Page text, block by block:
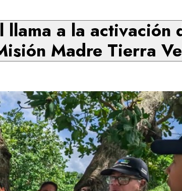
llama a la activación
Madre Tierra